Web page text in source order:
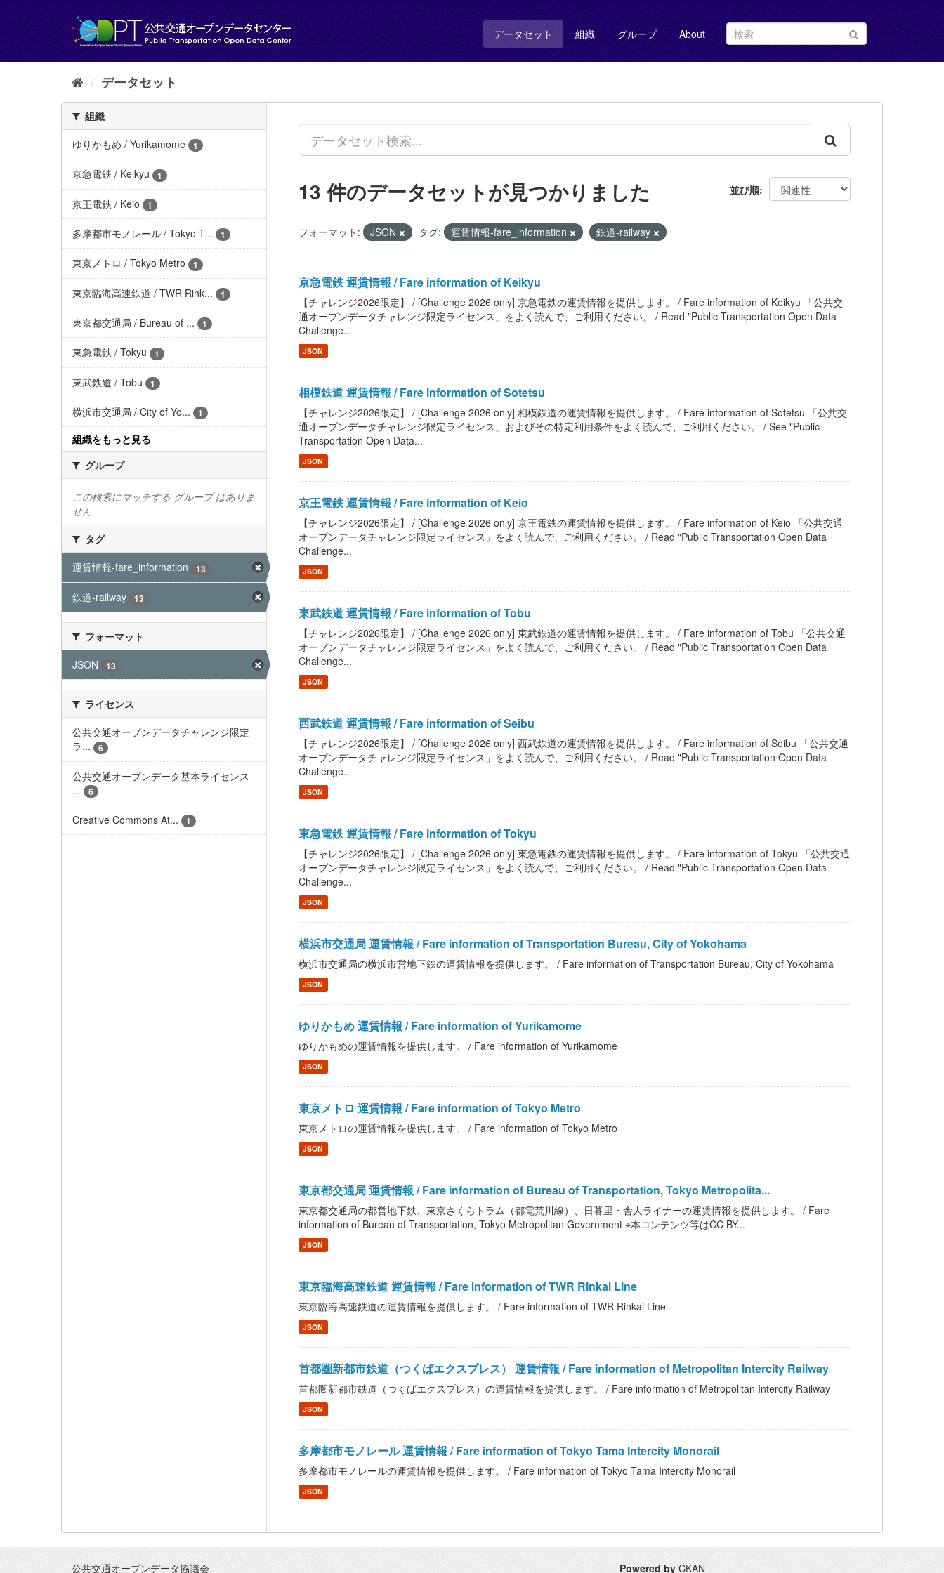
し
データセット 組織 グループ About
データセット
組織
ゆりかもめ / Yurikamome
1
京急電鉄 / Keikyu 1
京王電鉄 / Keio 1
多摩都市モノレール / Tokyo T... 1
東京メトロ / Tokyo Metro 1
東京臨海高速鉄道 / TWR Rink... 1
東京都交通局 / Bureau of ... 1
東急電鉄 / Tokyu 1
東武鉄道 / Tobu 1
横浜市交通局 / City of Yo... 1
組織をもっと見る
グループ
この検索にマッチする グループ はありま
せん
タグ
運賃情報-fare_information
13
鉄道-railway 13
フォーマット
JSON
13
ライセンス
公共交通オープンデータチャレンジ限定
ラ...
6
公共交通オープンデータ基本ライセンス
...
6
Creative Commons At... 1
並び順
13 件のデータセットが見つかりました
フォーマット: JSON タグ: 運賃情報-fare_information 鉄道-railway
京急電鉄 運賃情報 / Fare information of Keikyu
【チャレンジ2026限定】 / [Challenge 2026 only] 京急電鉄の運賃情報を提供します。 / Fare information of Keikyu 「公共交
通オープンデータチャレンジ限定ライセンス」をよく読んで、ご利用ください。 / Read "Public Transportation Open Data
Challenge...
JSON
相模鉄道 運賃情報 / Fare information of Sotetsu
【チャレンジ2026限定】 / [Challenge 2026 only] 相模鉄道の運賃情報を提供します。 / Fare information of Sotetsu 「公共交
通オープンデータチャレンジ限定ライセンス」およびその特定利用条件をよく読んで、ご利用ください。 / See "Public
Transportation Open Data...
JSON
京王電鉄 運賃情報 / Fare information of Keio
【チャレンジ2026限定】 / [Challenge 2026 only] 京王電鉄の運賃情報を提供します。 / Fare information of Keio 「公共交通
オープンデータチャレンジ限定ライセンス」をよく読んで、ご利用ください。 / Read "Public Transportation Open Data
Challenge...
JSON
東武鉄道 運賃情報 / Fare information of Tobu
【チャレンジ2026限定】 / [Challenge 2026 only] 東武鉄道の運賃情報を提供します。 / Fare information of Tobu 「公共交通
オープンデータチャレンジ限定ライセンス」をよく読んで、ご利用ください。 / Read "Public Transportation Open Data
Challenge...
JSON
西武鉄道 運賃情報 / Fare information of Seibu
【チャレンジ2026限定】 / [Challenge 2026 only] 西武鉄道の運賃情報を提供します。 / Fare information of Seibu 「公共交通
オープンデータチャレンジ限定ライセンス」をよく読んで、ご利用ください。 / Read "Public Transportation Open Data
Challenge...
JSON
東急電鉄 運賃情報 / Fare information of Tokyu
【チャレンジ2026限定】 / [Challenge 2026 only] 東急電鉄の運賃情報を提供します。 / Fare information of Tokyu 「公共交通
オープンデータチャレンジ限定ライセンス」をよく読んで、ご利用ください。 / Read "Public Transportation Open Data
Challenge...
JSON
横浜市交通局 運賃情報 / Fare information of Transportation Bureau, City of Yokohama
横浜市交通局の横浜市営地下鉄の運賃情報を提供します。 / Fare information of Transportation Bureau, City of Yokohama
JSON
ゆりかもめ 運賃情報 / Fare information of Yurikamome
ゆりかもめの運賃情報を提供します。 / Fare information of Yurikamome
JSON
東京メトロ 運賃情報 / Fare information of Tokyo Metro
東京メトロの運賃情報を提供します。 / Fare information of Tokyo Metro
JSON
東京都交通局 運賃情報 / Fare information of Bureau of Transportation, Tokyo Metropolita...
東京都交通局の都営地下鉄、東京さくらトラム（都電荒川線）、日暮里・舎人ライナーの運賃情報を提供します。 / Fare
information of Bureau of Transportation, Tokyo Metropolitan Government ※本コンテンツ等はCC BY...
JSON
東京臨海高速鉄道 運賃情報 / Fare information of TWR Rinkai Line
東京臨海高速鉄道の運賃情報を提供します。 / Fare information of TWR Rinkai Line
JSON
首都圏新都市鉄道（つくばエクスプレス） 運賃情報 / Fare information of Metropolitan Intercity Railway
首都圏新都市鉄道（つくばエクスプレス）の運賃情報を提供します。 / Fare information of Metropolitan Intercity Railway
JSON
多摩都市モノレール 運賃情報 / Fare information of Tokyo Tama Intercity Monorail
多摩都市モノレールの運賃情報を提供します。 / Fare information of Tokyo Tama Intercity Monorail
JSON
公共交通オープンデータ協議会 Powered by CKAN